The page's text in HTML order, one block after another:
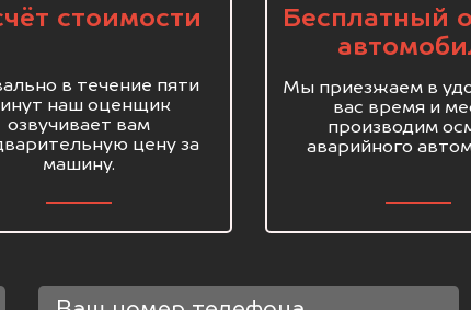
стоимости
в течение пяти
наш оценщик
озвучивает вам
цену за
машину.
Бесплатный
Мы приезжаем в
вас время и
производим
аварийного